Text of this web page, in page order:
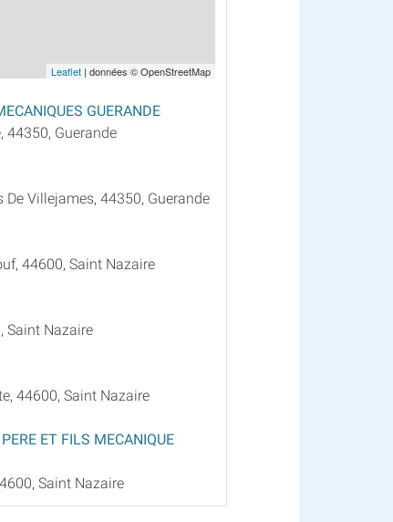
Leaflet | données © OpenStreetMap
GUERANDE
44350, Guerande
De Villejames, 44350, Guerande
44600, Saint Nazaire
Saint Nazaire
44600, Saint Nazaire
ET FILS MECANIQUE
Saint Nazaire